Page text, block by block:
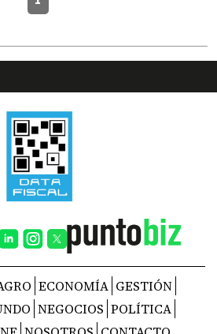
ECONOMÍA GESTIÓN
NEGOCIOS POLÍTICA